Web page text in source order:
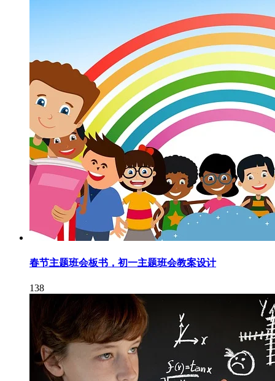
春节主题班会板书，初一主题班会教案设计
138